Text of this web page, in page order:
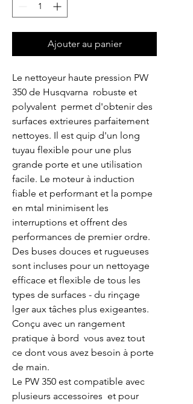
Ajouter au panier
Le nettoyeur haute pression PW
350 de Husqvarna  robuste et
polyvalent  permet d'obtenir des
surfaces extrieures parfaitement
nettoyes. Il est quip d'un long
tuyau flexible pour une plus
grande porte et une utilisation
facile. Le moteur à induction
fiable et performant et la pompe
en mtal minimisent les
interruptions et offrent des
performances de premier ordre.
Des buses douces et rugueuses
sont incluses pour un nettoyage
efficace et flexible de tous les
types de surfaces - du rinçage
lger aux tâches plus exigeantes.
Conçu avec un rangement
pratique à bord  vous avez tout
ce dont vous avez besoin à porte
de main.
Le PW 350 est compatible avec
plusieurs accessoires  et pour